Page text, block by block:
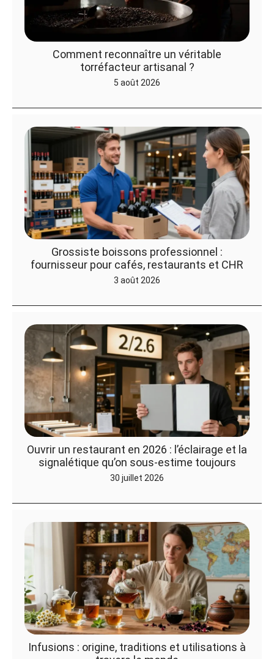
Comment reconnaître un véritable
torréfacteur artisanal ?
5 août 2026
Grossiste boissons professionnel :
fournisseur pour cafés, restaurants et CHR
3 août 2026
Ouvrir un restaurant en 2026 : l’éclairage et la
signalétique qu’on sous-estime toujours
30 juillet 2026
Infusions : origine, traditions et utilisations à